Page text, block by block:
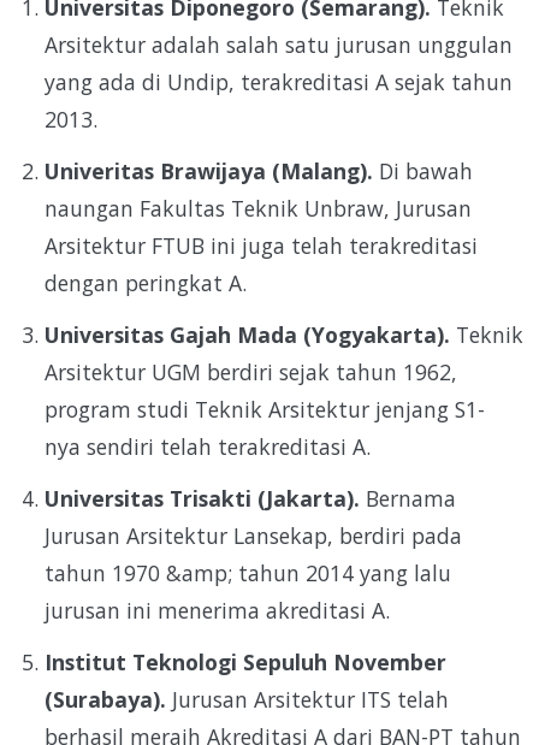
Universitas Diponegoro (Semarang). Teknik
Arsitektur adalah salah satu jurusan unggulan
yang ada di Undip, terakreditasi A sejak tahun
2013.
Univeritas Brawijaya (Malang). Di bawah
naungan Fakultas Teknik Unbraw, Jurusan
Arsitektur FTUB ini juga telah terakreditasi
dengan peringkat A.
Universitas Gajah Mada (Yogyakarta). Teknik
Arsitektur UGM berdiri sejak tahun 1962,
program studi Teknik Arsitektur jenjang S1-
nya sendiri telah terakreditasi A.
Universitas Trisakti (Jakarta). Bernama
Jurusan Arsitektur Lansekap, berdiri pada
tahun 1970 &amp; tahun 2014 yang lalu
jurusan ini menerima akreditasi A.
Institut Teknologi Sepuluh November
(Surabaya). Jurusan Arsitektur ITS telah
berhasil meraih Akreditasi A dari BAN-PT tahun